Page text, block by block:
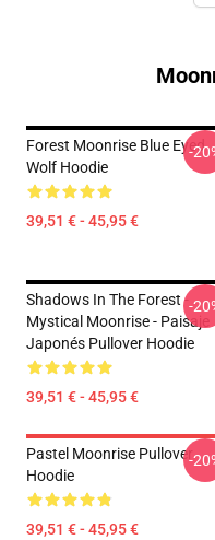
Forest Moonrise Blue Eyed
Wolf Hoodie
39,51 € - 45,95 €
-
Shadows In The Forest -
Mystical Moonrise - Paisaje
Japonés Pullover Hoodie
39,51 € - 45,95 €
-
Pastel Moonrise Pullover
Hoodie
39,51 € - 45,95 €
-